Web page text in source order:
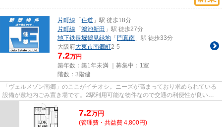
片町線 「 住道 」駅 徒歩18分
片町線 「 鴻池新田 」駅 徒歩27分
地下鉄長堀鶴見緑地 「 門真南 」駅 徒歩33分
大阪府大東市南郷町2-5
7.2万円
築年数：築1年未満 ｜募集中： 1室
階数：3階建
「ヴェルメゾン南郷」のここがイチオシ。ニーズが高まっており求められている
設備が敷地内ごみ置き場です。2駅利用可能な物件なので交通の利便性が良いの
が魅力です。2026年に建設され...
7.2万円
(管理費・共益費 4,800円)